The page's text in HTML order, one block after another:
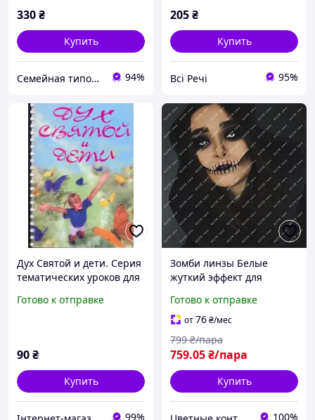
330₴
Купить
Семейная типография «Мир Праздника» | Полиграфия, печать и индивидуальный дизайн 94%
выступлений
205₴
Купить
Всі Речі 95%
Дух Святой и дети. Серия
тематических уроков для
школ
Готово к отправке
90₴
Купить
99%
Зомби линзы Белые
жуткий эффект для
тематического образа
глаз героя на праздник
Готово к отправке
от76₴/мес
759.05₴/пара
799 ₴/пара
Купить
100%